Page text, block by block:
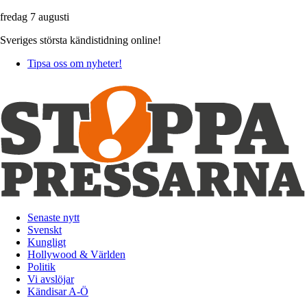
fredag 7 augusti
Sveriges största kändistidning online!
Tipsa oss om nyheter!
Senaste nytt
Svenskt
Kungligt
Hollywood & Världen
Politik
Vi avslöjar
Kändisar A-Ö